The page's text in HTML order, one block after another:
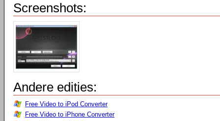
Screenshots:
Andere edities:
Free Video to iPod Converter
Free Video to iPhone Converter